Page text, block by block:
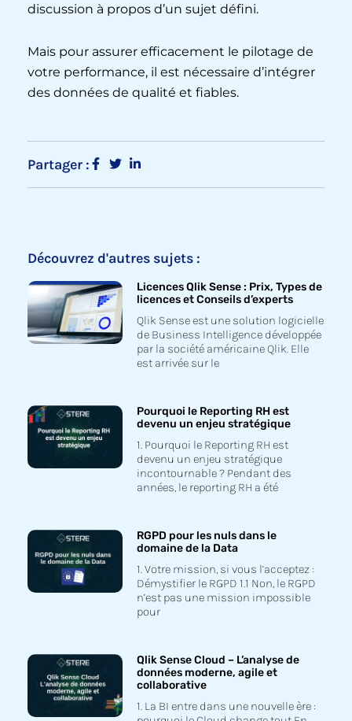
discussion à propos d’un sujet défini.
Mais pour assurer efficacement le pilotage de
votre performance, il est nécessaire d’intégrer
des données de qualité et fiables.
Partager :
Découvrez d'autres sujets :
Licences Qlik Sense : Prix, Types de
licences et Conseils d’experts
Qlik Sense est une solution logicielle
de Business Intelligence développée
par la société américaine Qlik. Elle
est arrivée sur le
Pourquoi le Reporting RH est
devenu un enjeu stratégique
1. Pourquoi le Reporting RH est
devenu un enjeu stratégique
incontournable ? Pendant des
années, le reporting RH a été
RGPD pour les nuls dans le
domaine de la Data
1. Votre mission, si vous l’acceptez :
Démystifier le RGPD 1.1 Non, le RGPD
n’est pas une mission impossible
pour
Qlik Sense Cloud – L’analyse de
données moderne, agile et
collaborative
1. La BI entre dans une nouvelle ère :